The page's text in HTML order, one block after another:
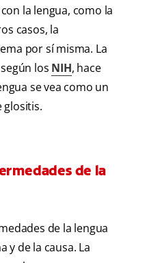
la lengua, como la
casos, la
por sí misma. La
los NIH, hace
se vea como un
glositis.
de la
de la lengua
y de la causa. La